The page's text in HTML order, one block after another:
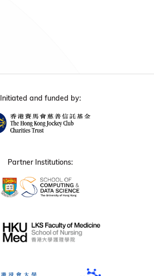
Initiated and funded by:
Partner Institutions: